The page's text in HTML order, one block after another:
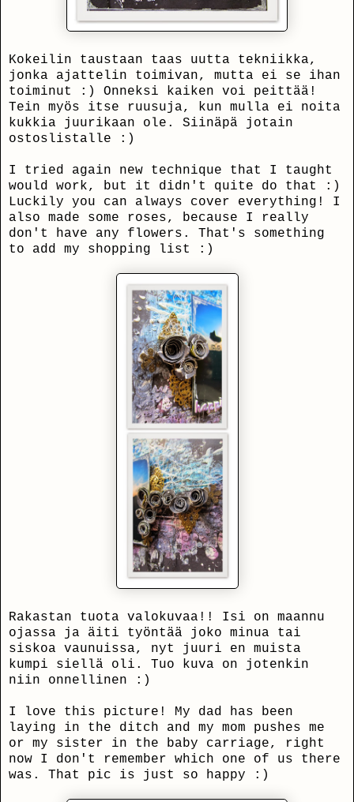
Kokeilin taustaan taas uutta tekniikka,
jonka ajattelin toimivan, mutta ei se ihan
toiminut :) Onneksi kaiken voi peittää!
Tein myös itse ruusuja, kun mulla ei noita
kukkia juurikaan ole. Siinäpä jotain
ostoslistalle :)
I tried again new technique that I taught
would work, but it didn't quite do that :)
Luckily you can always cover everything! I
also made some roses, because I really
don't have any flowers. That's something
to add my shopping list :)
Rakastan tuota valokuvaa!! Isi on maannu
ojassa ja äiti työntää joko minua tai
siskoa vaunuissa, nyt juuri en muista
kumpi siellä oli. Tuo kuva on jotenkin
niin onnellinen :)
I love this picture! My dad has been
laying in the ditch and my mom pushes me
or my sister in the baby carriage, right
now I don't remember which one of us there
was. That pic is just so happy :)